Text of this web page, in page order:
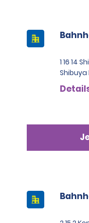
1 16 14
Shibuya